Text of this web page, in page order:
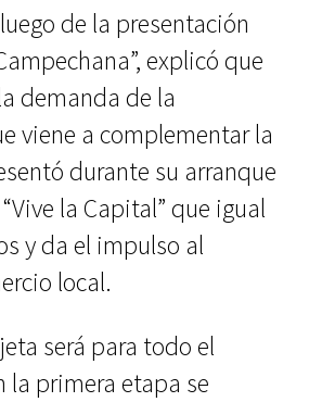
de la presentación
explicó que
demanda de la
viene a complementar la
durante su arranque
la Capital” que igual
y da el impulso al
local.
será para todo el
la primera etapa se